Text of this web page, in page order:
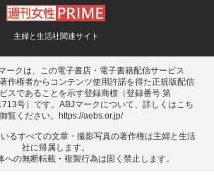
主婦と生活社関連サイト
ークは、この電子書店・電子書籍配信サービス
作権者からコンテンツ使用許諾を得た正規版配信
スであることを示す登録商標（登録番号 第
号）です。ABJマークについて、詳しくはこち
覧ください。
https://aebs.or.jp/
るすべての⽂章・撮影写真の著作権は主婦と⽣活
社に帰属します。
への無断転載・複製⾏為は固く禁⽌します。